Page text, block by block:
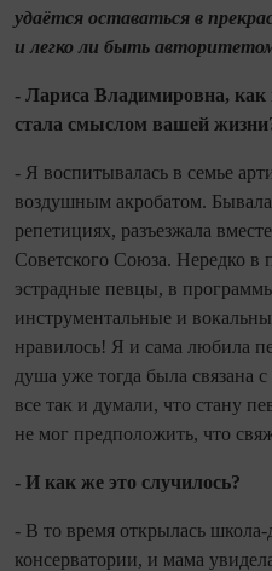
удаётся оставаться в
и легко ли быть
- Лариса Владимировна, как
стала смыслом вашей
- Я воспитывалась в семье
воздушным акро­батом.
репетициях, разъезжала
Советского Союза. Нередко в
эстрадные певцы, в
инструментальные и
нравилось! Я и сама любила
душа уже тогда была связана
все так и думали, что ста­ну
не мог предположить, что
- И как же это случилось?
- В то время открылась
консерватории, и мама